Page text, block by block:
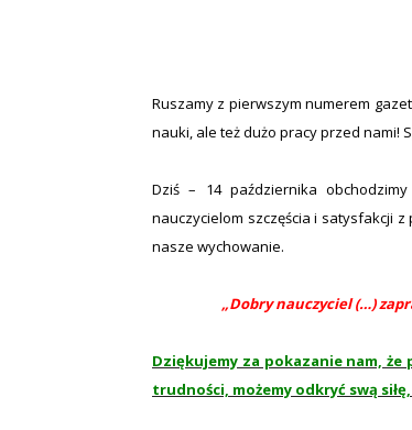
Ruszamy z pierwszym numerem
nauki, ale też dużo pracy przed nami!
Dziś – 14 października
nauczycielom szczęścia i satysfakcji
nasze wychowanie.
„Dobry nauczyciel (…)
Dziękujemy za pokazanie nam, że
trudności, możemy odkryć swą